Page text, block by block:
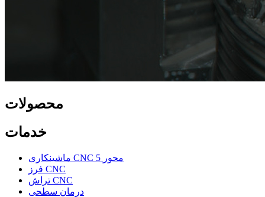
محصولات
خدمات
ماشینکاری CNC 5 محور
فرز CNC
تراش CNC
درمان سطحی